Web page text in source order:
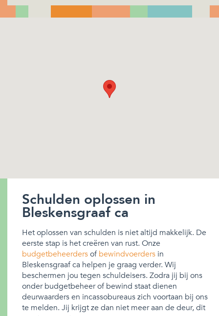
Schulden oplossen in
Bleskensgraaf ca
Het oplossen van schulden is niet altijd makkelijk. De
eerste stap is het creëren van rust. Onze
budgetbeheerdersofbewindvoerders in
Bleskensgraaf ca helpen je graag verder. Wij
beschermen jou tegen schuldeisers. Zodra jij bij ons
onder budgetbeheer of bewind staat dienen
deurwaarders en incassobureaus zich voortaan bij ons
te melden. Jij krijgt ze dan niet meer aan de deur, dit